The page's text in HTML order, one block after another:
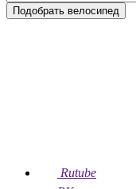
Подобрать велосипед
Rutube